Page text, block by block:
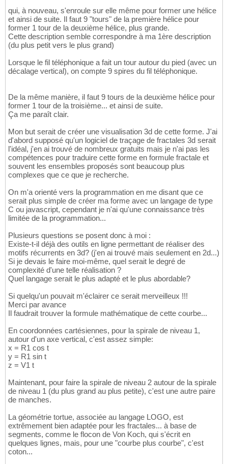
qui, à nouveau, s'enroule sur elle même pour former une hélice
et ainsi de suite. Il faut 9 "tours" de la première hélice pour
former 1 tour de la deuxième hélice, plus grande.
Cette description semble correspondre à ma 1ère description
(du plus petit vers le plus grand)
Lorsque le fil téléphonique a fait un tour autour du pied (avec un
décalage vertical), on compte 9 spires du fil téléphonique.
De la même manière, il faut 9 tours de la deuxième hélice pour
former 1 tour de la troisième... et ainsi de suite.
Ça me paraît clair.
Mon but serait de créer une visualisation 3d de cette forme. J'ai
d'abord supposé qu'un logiciel de traçage de fractales 3d serait
l'idéal, j'en ai trouvé de nombreux gratuits mais je n'ai pas les
compétences pour traduire cette forme en formule fractale et
souvent les ensembles proposés sont beaucoup plus
complexes que ce que je recherche.
On m'a orienté vers la programmation en me disant que ce
serait plus simple de créer ma forme avec un langage de type
C ou javascript, cependant je n'ai qu'une connaissance très
limitée de la programmation...
Plusieurs questions se posent donc à moi :
Existe-t-il déjà des outils en ligne permettant de réaliser des
motifs récurrents en 3d? (j'en ai trouvé mais seulement en 2d...)
Si je devais le faire moi-même, quel serait le degré de
complexité d'une telle réalisation ?
Quel langage serait le plus adapté et le plus abordable?
Si quelqu'un pouvait m'éclairer ce serait merveilleux !!!
Merci par avance
Il faudrait trouver la formule mathématique de cette courbe...
En coordonnées cartésiennes, pour la spirale de niveau 1,
autour d'un axe vertical, c'est assez simple:
x = R1 cos t
y = R1 sin t
z = V1 t
Maintenant, pour faire la spirale de niveau 2 autour de la spirale
de niveau 1 (du plus grand au plus petite), c'est une autre paire
de manches.
La géométrie tortue, associée au langage LOGO, est
extrêmement bien adaptée pour les fractales... à base de
segments, comme le flocon de Von Koch, qui s'écrit en
quelques lignes, mais, pour une "courbe plus courbe", c'est
coton...